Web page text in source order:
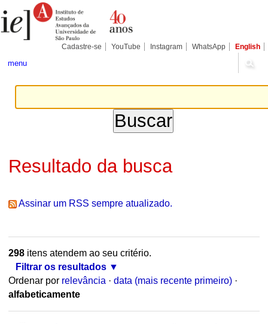
para
conteúdo.
Pessoais
Cadastre-se YouTube Instagram WhatsApp English
menu
Resultado da busca
Assinar um RSS sempre atualizado.
298itens atendem ao seu critério.
Filtrar os resultados
Ordenar por relevância · data (mais recente primeiro) ·
alfabeticamente